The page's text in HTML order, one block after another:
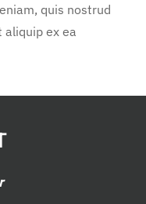
quis nostrud
ex ea